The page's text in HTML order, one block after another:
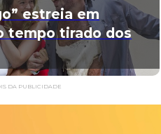
estreia em
tempo tirado dos
DA PUBLICIDADE